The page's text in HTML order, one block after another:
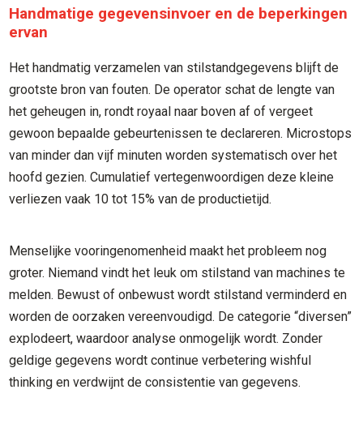
Handmatige gegevensinvoer en de beperkingen
ervan
Het handmatig verzamelen van stilstandgegevens blijft de
grootste bron van fouten. De operator schat de lengte van
het geheugen in, rondt royaal naar boven af of vergeet
gewoon bepaalde gebeurtenissen te declareren. Microstops
van minder dan vijf minuten worden systematisch over het
hoofd gezien. Cumulatief vertegenwoordigen deze kleine
verliezen vaak 10 tot 15% van de productietijd.
Menselijke vooringenomenheid maakt het probleem nog
groter. Niemand vindt het leuk om stilstand van machines te
melden. Bewust of onbewust wordt stilstand verminderd en
worden de oorzaken vereenvoudigd. De categorie “diversen”
explodeert, waardoor analyse onmogelijk wordt. Zonder
geldige gegevens wordt continue verbetering wishful
thinking en verdwijnt de consistentie van gegevens.